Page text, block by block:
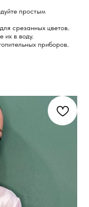
простым
срезанных цветов.
их в воду.
приборов.